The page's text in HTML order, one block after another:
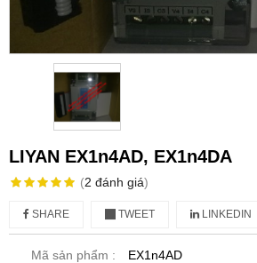
LIYAN EX1n4AD, EX1n4DA
(2 đánh giá)
SHARE TWEET LINKEDIN
Mã sản phẩm :
EX1n4AD